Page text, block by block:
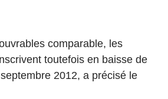
comparable, les
toutefois en baisse de
2012, a précisé le